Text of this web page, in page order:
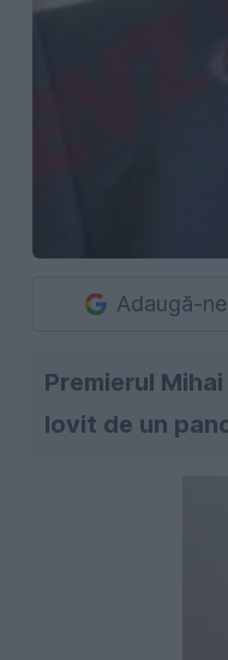
Adaugă-
Premierul
lovit de un